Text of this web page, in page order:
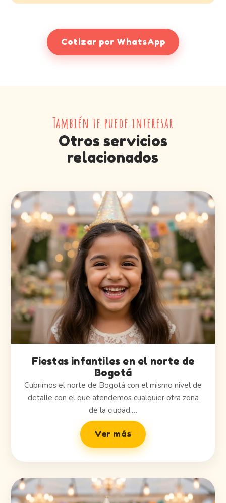
Cotizar por WhatsApp
También te puede interesar
Otros servicios
relacionados
Fiestas infantiles en el norte de
Bogotá
Cubrimos el norte de Bogotá con el mismo nivel de
detalle con el que atendemos cualquier otra zona
de la ciudad.…
Ver más